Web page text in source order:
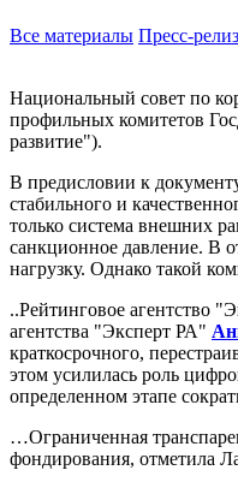
Все материалы Пресс-
Национальный совет по
профильных комитетов
развитие").
В предисловии к
стабильного и
только система внешних
санкционное давление. В
нагрузку. Однако такой
..Рейтинговое агентство
агентства "Эксперт РА"
краткосрочного,
этом усилилась роль
определенном этапе
…Ограниченная
фондирования, отметила